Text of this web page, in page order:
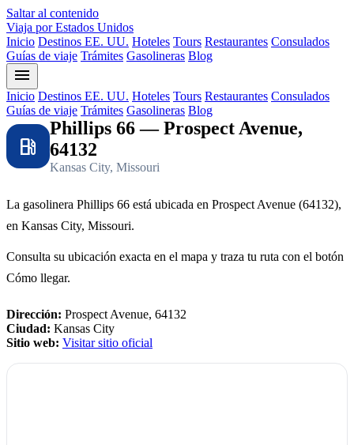
Saltar al contenido
Viaja por Estados Unidos
Inicio Destinos EE. UU. Hoteles Tours Restaurantes Consulados
Guías de viaje Trámites Gasolineras Blog
menu
Inicio Destinos EE. UU. Hoteles Tours Restaurantes Consulados
Guías de viaje Trámites Gasolineras Blog
local_gas_station
Phillips 66 — Prospect Avenue,
64132
Kansas City, Missouri
La gasolinera Phillips 66 está ubicada en Prospect Avenue (64132),
en Kansas City, Missouri.
Consulta su ubicación exacta en el mapa y traza tu ruta con el botón
Cómo llegar.
Dirección: Prospect Avenue, 64132
Ciudad: Kansas City
Sitio web: Visitar sitio oficial